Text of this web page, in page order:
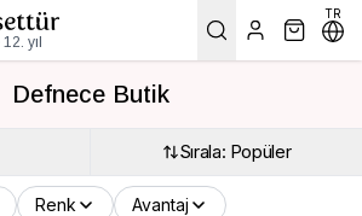
yıl
TR
Defnece Butik
Sırala: Popüler
Renk Avantaj